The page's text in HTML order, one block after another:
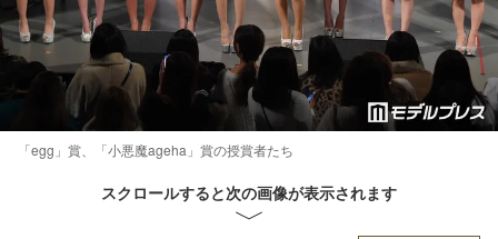
「egg」賞、「小悪魔ageha」賞の授賞者たち
スクロールすると次の画像が表示されます